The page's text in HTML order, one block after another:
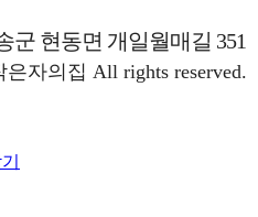
군 현동면 개일월매길 351
은자의집 All rights reserved.